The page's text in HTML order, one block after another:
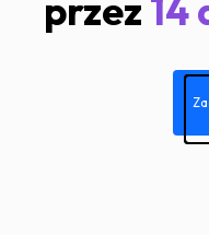
przez 14